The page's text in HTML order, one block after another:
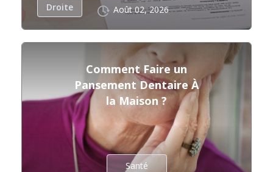
Droite Août 02, 2026
Comment Faire un
Pansement Dentaire À
la Maison ?
Santé